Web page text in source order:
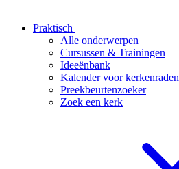
Praktisch
Alle onderwerpen
Cursussen & Trainingen
Ideeënbank
Kalender voor kerkenraden
Preekbeurtenzoeker
Zoek een kerk